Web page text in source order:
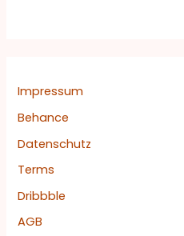
c
Impressum
Behance
Datenschutz
Terms
Dribbble
AGB